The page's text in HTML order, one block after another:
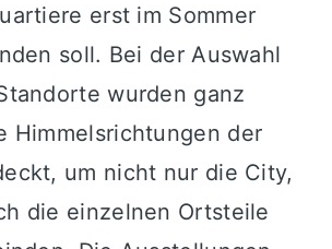
erst im Sommer
soll. Bei der Auswahl
wurden ganz
Himmelsrichtungen der
um nicht nur die City,
die einzelnen Ortsteile